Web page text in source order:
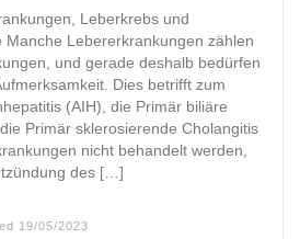
Leberkrebs und
Manche Lebererkrankungen zählen
und gerade deshalb bedürfen
Dies betrifft zum
(AIH), die Primär biliäre
Primär sklerosierende Cholangitis
nicht behandelt werden,
des […]
19/05/2023